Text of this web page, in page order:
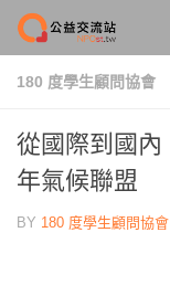
Skip to content
180 度學生顧問協會
從國際到國內
年氣候聯盟
BY 180 度學生顧問協會